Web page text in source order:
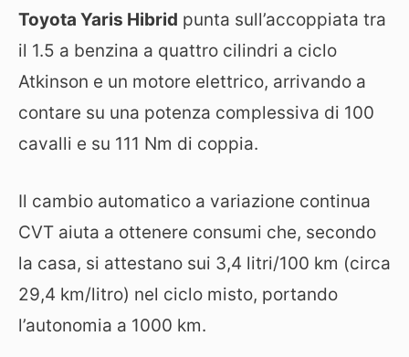
Toyota Yaris Hibrid punta sull’accoppiata tra
il 1.5 a benzina a quattro cilindri a ciclo
Atkinson e un motore elettrico, arrivando a
contare su una potenza complessiva di 100
cavalli e su 111 Nm di coppia.
Il cambio automatico a variazione continua
CVT aiuta a ottenere consumi che, secondo
la casa, si attestano sui 3,4 litri/100 km (circa
29,4 km/litro) nel ciclo misto, portando
l’autonomia a 1000 km.